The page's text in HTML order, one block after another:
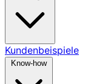
Kundenbeispiele
Know-how